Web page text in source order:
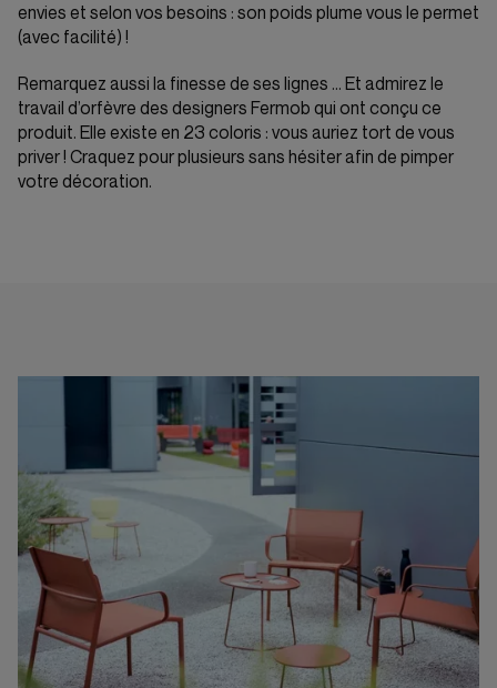
envies et selon vos besoins : son poids plume vous le permet
(avec facilité) !
Remarquez aussi la finesse de ses lignes … Et admirez le
travail d’orfèvre des designers Fermob qui ont conçu ce
produit. Elle existe en 23 coloris : vous auriez tort de vous
priver ! Craquez pour plusieurs sans hésiter afin de pimper
votre décoration.